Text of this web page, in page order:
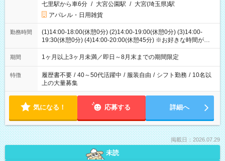
七里駅から車6分 / 大宮公園駅 / 大宮(埼玉県)駅
アパレル・日用雑貨
勤務時間
(1)14:00-18:00(休憩0分) (2)14:00-19:00(休憩0分) (3)14:00-
19:30(休憩0分) (4)14:00-20:00(休憩45分) ※お好きな時間が選べ
ます
期間 1ヶ月以上3ヶ月未満／即日～8月末までの期間限定
特徴 履歴書不要 / 40～50代活躍中 / 服装自由 / シフト勤務 / 10名以
上の大量募集
気になる！ 応募する 詳細へ
掲載日：2026.07.29
未読